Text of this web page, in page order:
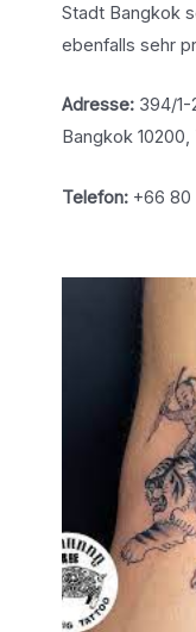
Stadt Bangkok
ebenfalls sehr
Adresse:394/1-
Bangkok 10200,
Telefon:+66 80